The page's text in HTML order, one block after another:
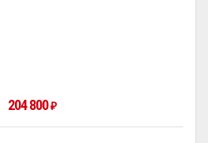
204 800₽